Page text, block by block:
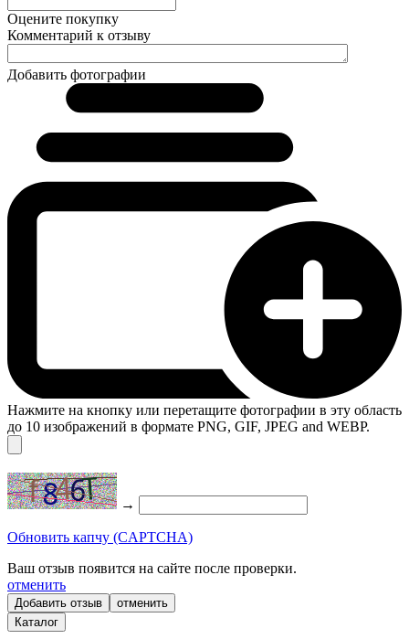
Оцените покупку
Комментарий к отзыву
Добавить фотографии
Нажмите на кнопку или перетащите фотографии в эту область
до 10 изображений в формате PNG, GIF, JPEG and WEBP.
→
Обновить капчу (CAPTCHA)
Ваш отзыв появится на сайте после проверки.
отменить
отменить
Каталог